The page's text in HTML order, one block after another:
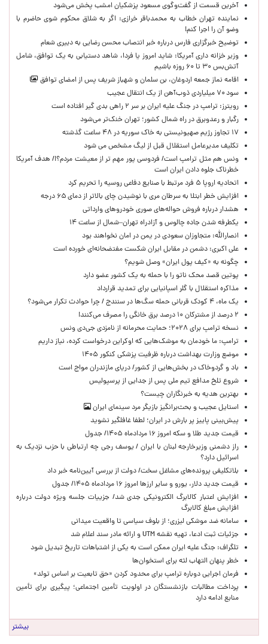
آخرین قسمت از گفت‌وگوی مسعود پزشکیان امشب پخش می‌شود
نماینده تهران خطاب به محمدباقر خرازی: اگر به شلاق محکوم شوی حاضرم با
وضو آن را اجرا کنم!
توضیح خبرگزاری فارس درباره خبر انتصاب محسن رضایی به دبیری شعام
وزیر خزانه داری آمریکا: شاید امروز یا فردا، شاهد دستیابی به یک توافق، شامل
آتش‌بس ۳۰ تا ۶۰ روزه باشیم
اقامه نماز جمعه اردوغان، بن ‌سلمان و شهباز شریف پس از امضای توافق
سود ۷۰ میلیاردی ذوب‌آهن از یک انتقال عجیب
رویترز: ترامپ در جنگ علیه ایران بر سر ۲ راهی بدی گیر افتاده است
رگبار و رعدوبرق در راه شمال کشور؛ تهران خنک‌تر می‌شود
۱۷ تجاوز رژیم صهیونیستی به خاک سوریه در ۴۸ ساعت گذشته
تکلیف مدیرعامل استقلال قبل از لیگ مشخص می شود
ونس هم مثل ترامپ است/ فردوسی پور مهم تر از معیشت مردم؟!/ هدف آمریکا
خطرناک جلوه دادن ایران است
اتحادیه اروپا ۵ فرد مرتبط با صنایع دفاعی روسیه را تحریم کرد
افزایش خطر ابتلا به سرطان مری با نوشیدن چای بالاتر از دمای ۶۵ درجه
هشدار درباره فروش حواله‌های صوری خودروهای وارداتی
یکطرفه شدن جاده چالوس و آزادراه تهران–شمال از ساعت ۱۴
انصارالله: متجاوزان سعودی در یمن در امان نخواهند بود
علی اکبری: دشمن در مقابل ایران شکست مفتضحانه‌ای خورده است
چگونه به «کیف پول ایران» وصل شویم؟
پوتین قصد محک ناتو را با حمله به یک کشور عضو دارد
مذاکره استقلال با گلر اسپانیایی برای تمدید قرارداد
یک ماه، ۴ کودک قربانی حمله سگ‌ها در سنندج / چرا حوادث تکرار می‌شود؟
۲ درصد از مشترکان ۱۰ درصد برق خانگی را مصرف می‌کنند!
نسخه ترامپ برای ۲۰۲۸؛ حمایت محرمانه از نامزدی جی‌دی ونس
ترامپ: ما خودمان به موشک‌هایی که اوکراین درخواست کرده، نیاز داریم
موضع وزارت بهداشت درباره ظرفیت پزشکی کنکور ۱۴۰۵
باد و گردوخاک در بخش‌هایی از کشور/ دریای مازندران مواج است
شروع تلخ مدافع تیم ملی پس از جدایی از پرسپولیس
بهترین هدیه به خبرنگاران چیست؟
استایل عجیب و بحث‌برانگیز بازیگر مرد سینمای ایران
پیش‌بینی پاییز پر بارش در ایران؛ لطفا غافلگیر نشوید
قیمت جدید طلا و سکه امروز ۱۶ مردادماه ۱۴۰۵/ جدول
راز دشمنی وزیرخارجه لبنان با ایران / یوسف رجی چه ارتباطی با حزب نزدیک به
اسرائیل دارد؟
بلاتکلیفی پرونده‌های مشاغل سخت/ دولت از بررسی آیین‌نامه خبر داد
قیمت جدید دلار، یورو و سایر ارزها امروز ۱۶ مردادماه ۱۴۰۵/ جدول
افزایش اعتبار کالابرگ الکترونیکی جدی شد/ جزییات جلسه ویژه دولت درباره
افزایش مبلغ کالابرگ
سامانه ضد موشکی لیزری؛ از بلوف سیاسی تا واقعیت میدانی
جزئیات ثبت ادعا، تهیه نقشه UTM و ارائه مادر سند اعلام شد
تلگراف: جنگ علیه ایران ممکن است به یکی از اشتباهات تاریخ تبدیل شود
خطر پنهان التهاب لثه برای استخوان‌ها
فرمان اجرایی دوباره ترامپ برای محدود کردن «حق تابعیت بر اساس تولد»
پرداخت مطالبات بازنشستگان در اولویت تأمین اجتماعی؛ پیگیری برای تأمین
منابع ادامه دارد
بیشتر